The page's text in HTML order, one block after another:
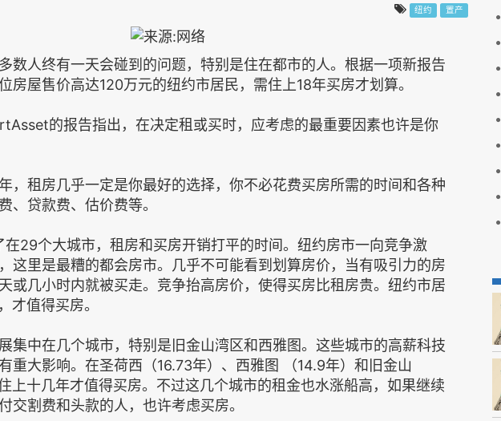
纽约 置产
数人终有一天会碰到的问题，特别是住在都市的人。根据一项新报告
房屋售价高达120万元的纽约市居民，需住上18年买房才划算。
的报告指出，在决定租或买时，应考虑的最重要因素也许是你
，租房几乎一定是你最好的选择，你不必花费买房所需的时间和各种
、贷款费、估价费等。
29个大城市，租房和买房开销打平的时间。纽约房市一向竞争激
这里是最糟的都会房市。几乎不可能看到划算房价，当有吸引力的房
或几小时内就被买走。竞争抬高房价，使得买房比租房贵。纽约市居
才值得买房。
集中在几个城市，特别是旧金山湾区和西雅图。这些城市的高薪科技
重大影响。在圣荷西（16.73年）、西雅图 （14.9年）和旧金山
上十几年才值得买房。不过这几个城市的租金也水涨船高，如果继续
交割费和头款的人，也许考虑买房。